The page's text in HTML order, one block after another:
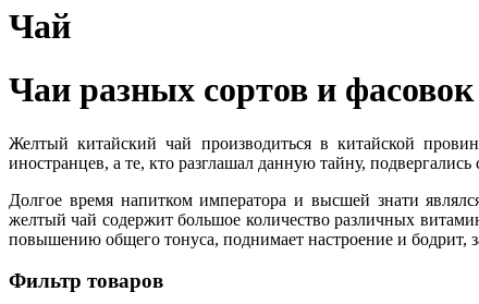
Чай
Чаи разных сортов и фасовок
Желтый китайский чай производиться в китайской
иностранцев, а те, кто разглашал данную тайну,
Долгое время напитком императора и высшей знати
желтый чай содержит большое количество различных
повышению общего тонуса, поднимает настроение и бодрит,
Фильтр товаров